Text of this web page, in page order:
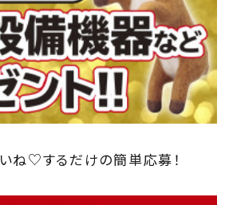
いね♡するだけの簡単応募！